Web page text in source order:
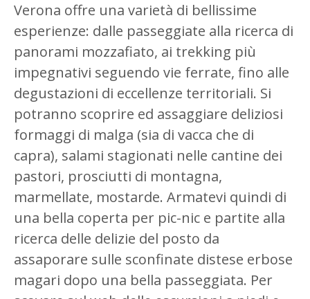
Verona offre una varietà di bellissime
esperienze: dalle passeggiate alla ricerca di
panorami mozzafiato, ai trekking più
impegnativi seguendo vie ferrate, fino alle
degustazioni di eccellenze territoriali. Si
potranno scoprire ed assaggiare deliziosi
formaggi di malga (sia di vacca che di
capra), salami stagionati nelle cantine dei
pastori, prosciutti di montagna,
marmellate, mostarde. Armatevi quindi di
una bella coperta per pic-nic e partite alla
ricerca delle delizie del posto da
assaporare sulle sconfinate distese erbose
magari dopo una bella passeggiata. Per